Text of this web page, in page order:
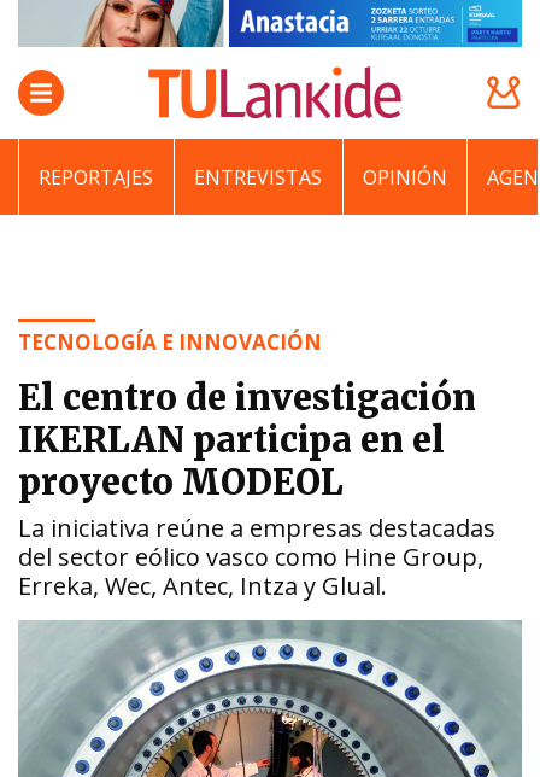
REPORTAJES ENTREVISTAS OPINIÓN
TECNOLOGÍA E INNOVACIÓN
El centro de investigación
IKERLAN participa en el
proyecto MODEOL
La iniciativa reúne a empresas destacadas
del sector eólico vasco como Hine Group,
Erreka, Wec, Antec, Intza y Glual.